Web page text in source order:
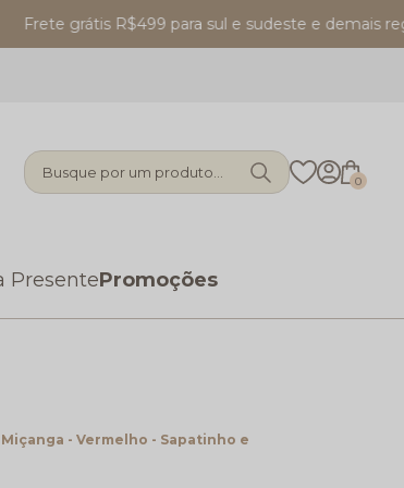
Frete grátis R$499 para sul e sudeste e demais
Busque por um produto... 0
PresentePromoções
- Vermelho - Sapatinho e